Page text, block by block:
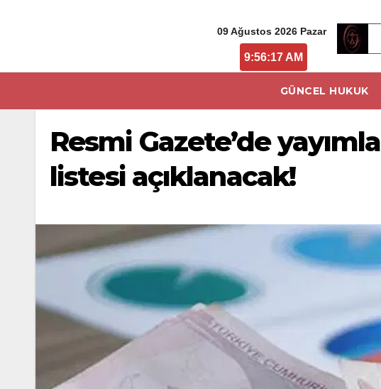
09 Ağustos 2026 Pazar
9:56:17 AM
GÜNCEL HUKUK
Resmi Gazete’de
listesi açıklanacak!